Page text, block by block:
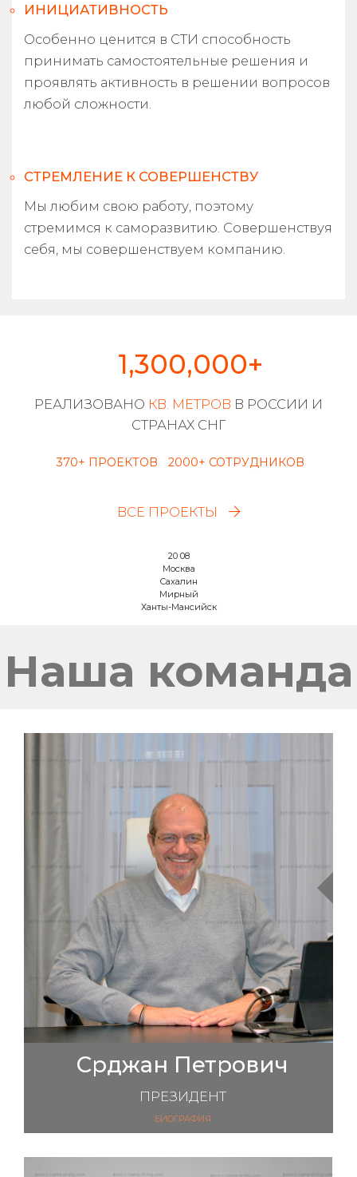
ИНИЦИАТИВНОСТЬ
Особенно ценится в СТИ способность
принимать самостоятельные решения и
проявлять активность в решении вопросов
любой сложности.
СТРЕМЛЕНИЕ К СОВЕРШЕНСТВУ
Мы любим свою работу, поэтому
стремимся к саморазвитию. Совершенствуя
себя, мы совершенствуем компанию.
1,300,000+
РЕАЛИЗОВАНО КВ. МЕТРОВ В РОССИИ И
СТРАНАХ СНГ
370+ ПРОЕКТОВ 2000+ СОТРУДНИКОВ
ВСЕ ПРОЕКТЫ
20 12
Москва
Сахалин
Мирный
Ханты-Мансийск
Наша команда
Срджан Петрович
ПРЕЗИДЕНТ
БИОГРАФИЯ